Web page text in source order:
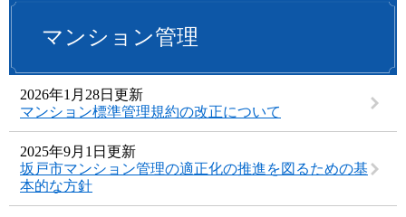
マンション管理
2026年1月28日更新
マンション標準管理規約の改正について
2025年9月1日更新
坂戸市マンション管理の適正化の推進を図るための基
本的な方針